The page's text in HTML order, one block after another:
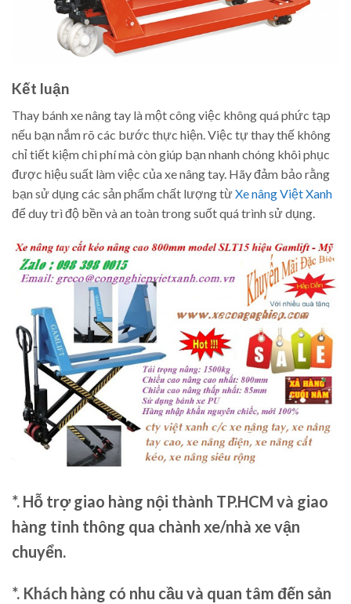
Kết luận
Thay bánh xe nâng tay là một công việc không quá phức tạp
nếu bạn nắm rõ các bước thực hiện. Việc tự thay thế không
chỉ tiết kiệm chi phí mà còn giúp bạn nhanh chóng khôi phục
được hiệu suất làm việc của xe nâng tay. Hãy đảm bảo rằng
bạn sử dụng các sản phẩm chất lượng từXe nâng Việt Xanh
để duy trì độ bền và an toàn trong suốt quá trình sử dụng.
*. Hỗ trợ giao hàng nội thành TP.HCM và giao
hàng tỉnh thông qua chành xe/nhà xe vận
chuyển.
*. Khách hàng có nhu cầu và quan tâm đến sản